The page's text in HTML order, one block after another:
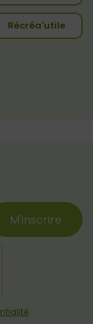
Récréa'utile
M'inscrire